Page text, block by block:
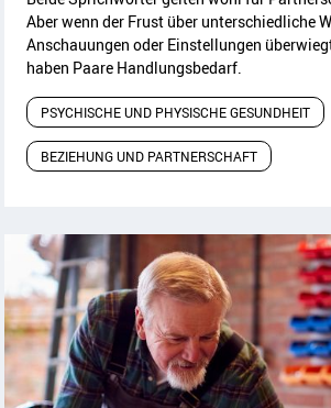
Aber wenn der Frust über unterschiedliche
Anschauungen oder Einstellungen
haben Paare Handlungsbedarf.
PSYCHISCHE UND PHYSISCHE GESUNDHEIT
BEZIEHUNG UND PARTNERSCHAFT